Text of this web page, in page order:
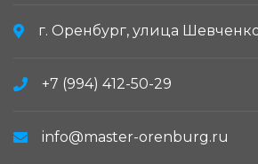
г. Оренбург, улица
+7 (994) 412-50-29
info@master-orenburg.ru